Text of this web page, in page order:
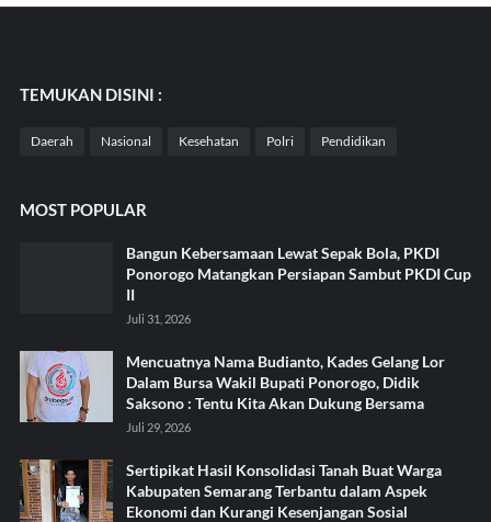
TEMUKAN DISINI :
Daerah Nasional Kesehatan Polri Pendidikan
MOST POPULAR
Bangun Kebersamaan Lewat Sepak Bola, PKDI
Ponorogo Matangkan Persiapan Sambut PKDI Cup
II
Juli 31, 2026
Mencuatnya Nama Budianto, Kades Gelang Lor
Dalam Bursa Wakil Bupati Ponorogo, Didik
Saksono : Tentu Kita Akan Dukung Bersama
Juli 29, 2026
Sertipikat Hasil Konsolidasi Tanah Buat Warga
Kabupaten Semarang Terbantu dalam Aspek
Ekonomi dan Kurangi Kesenjangan Sosial